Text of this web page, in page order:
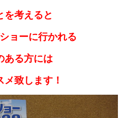
を考えると
ョーに行かれる
ある方には
メ致します！